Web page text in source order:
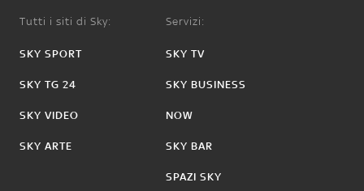
Tutti i siti di Sky:
SKY SPORT
SKY TG 24
SKY VIDEO
SKY ARTE
Servizi:
SKY TV
SKY BUSINESS
NOW
SKY BAR
SPAZI SKY